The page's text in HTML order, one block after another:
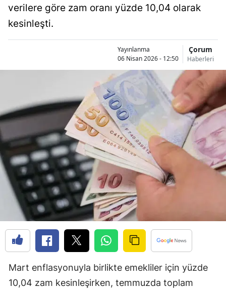
Bolu
Bursa
Çanakkale
Çankırı
Çorum
Denizli
Diyarbakır
Edirne
Erzincan
Erzurum
Eskişehir
Gaziantep
verilere göre zam oranı yüzde 10,04 olarak
kesinleşti.
Yayınlanma
06 Nisan 2026 - 12:50
Çorum
Haberleri
Mart enflasyonuyla birlikte emekliler için yüzde
10,04 zam kesinleşirken, temmuzda toplam